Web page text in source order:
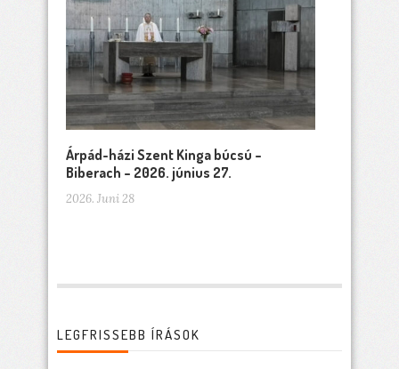
Árpád-házi Szent Kinga búcsú –
Biberach – 2026. június 27.
2026. Juni 28
LEGFRISSEBB ÍRÁSOK